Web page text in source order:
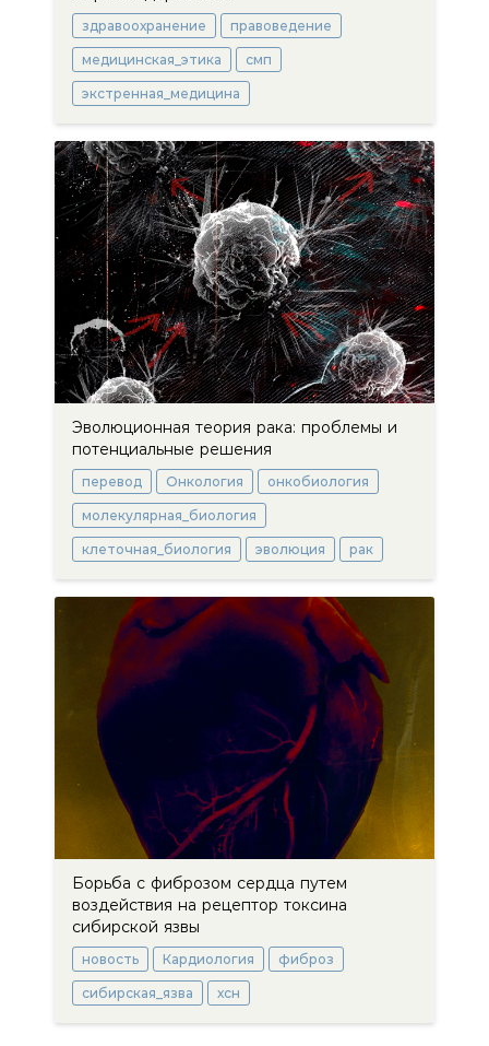
здравоохранение правоведение
медицинская_этика смп
экстренная_медицина
Эволюционная теория рака: проблемы и
потенциальные решения
перевод Онкология онкобиология
молекулярная_биология
клеточная_биология эволюция рак
Борьба с фиброзом сердца путем
воздействия на рецептор токсина
сибирской язвы
новость Кардиология фиброз
сибирская_язва хсн